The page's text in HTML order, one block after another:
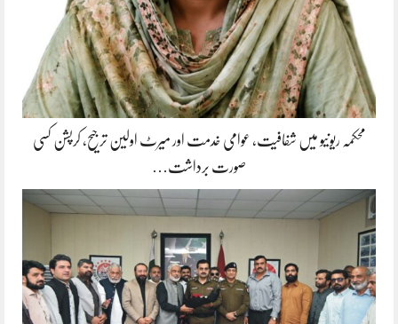
محکمہ ریونیو میں شفافیت، عوامی خدمت اور میرٹ اولین ترجیح، کرپشن کسی
صورت برداشت…